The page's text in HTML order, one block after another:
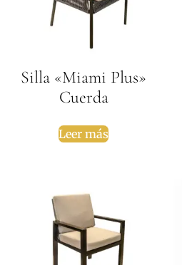
Silla «Miami Plus»
Cuerda
Leer más